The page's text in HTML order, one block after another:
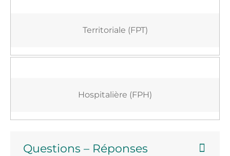
Territoriale (FPT)
Hospitalière (FPH)
Questions – Réponses